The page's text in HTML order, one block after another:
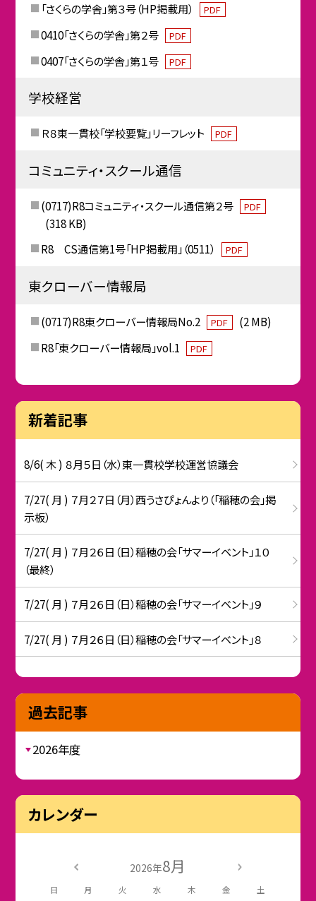
「さくらの学舎」第３号（HP掲載用）
PDF
0410「さくらの学舎」第２号 PDF
0407「さくらの学舎」第１号 PDF
学校経営
Ｒ８東一貫校「学校要覧」リーフレット PDF
コミュニティ・スクール通信
(0717)R8コミュニティ・スクール通信第２号 PDF
(318 KB)
R8 CS通信第1号「HP掲載用」（0511）
PDF
東クローバー情報局
(0717)R8東クローバー情報局No.2 PDF
(2 MB)
R8「東クローバー情報局」vol.1
PDF
新着記事
8/6( 木 ) ８月５日（水）東一貫校学校運営協議会
7/27( 月 ) ７月２７日（月）西うさぴょんより（「稲穂の会」掲
示板）
7/27( 月 ) ７月２６日（日）稲穂の会「サマーイベント」１０
（最終）
7/27( 月 ) ７月２６日（日）稲穂の会「サマーイベント」９
7/27( 月 ) ７月２６日（日）稲穂の会「サマーイベント」８
過去記事
2026年度
カレンダー
2026年8月
日 月 火 水 木 金 土